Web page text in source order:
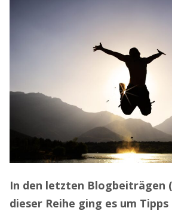
In den letzten Blogbeiträgen (
dieser Reihe ging es um